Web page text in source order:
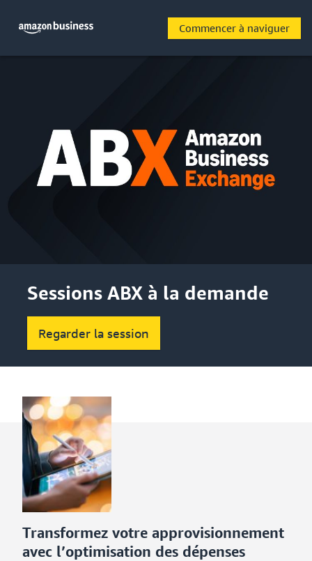
Commencer à naviguer
Sessions ABX à la demande
Regarder la session
Transformez votre approvisionnement
avec l’optimisation des dépenses